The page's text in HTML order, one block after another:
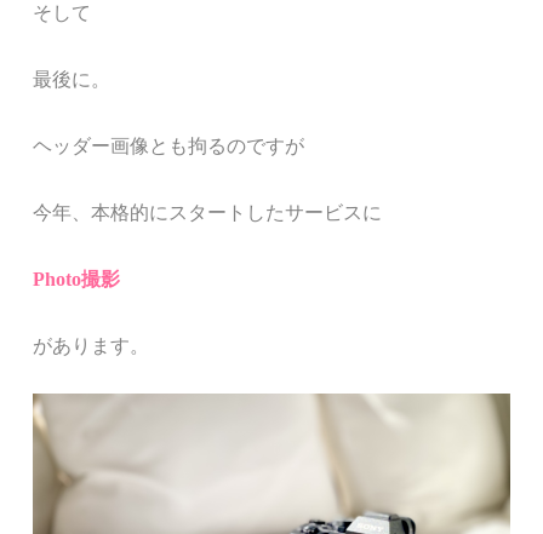
そして
最後に。
ヘッダー画像とも拘るのですが
今年、本格的にスタートしたサービスに
Photo撮影
があります。